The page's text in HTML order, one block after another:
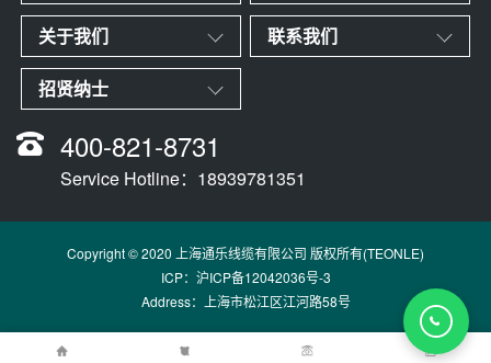
关于我们 联系我们
招贤纳士
400-821-8731
Service Hotline：18939781351
Copyright © 2020 上海通乐线缆有限公司 版权所有(TEONLE)
ICP： 沪ICP备12042036号-3
Address：上海市松江区江河路58号